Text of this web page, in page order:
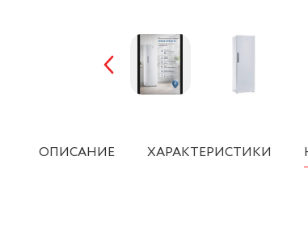
ОПИСАНИЕ ХАРАКТЕРИСТИКИ